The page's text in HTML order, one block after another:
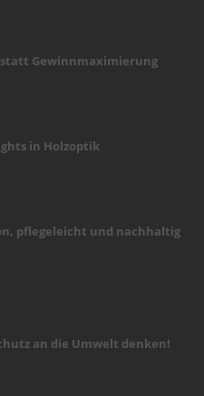
Gewinnmaximierung
in Holzoptik
pflegeleicht und nachhaltig
an die Umwelt denken!